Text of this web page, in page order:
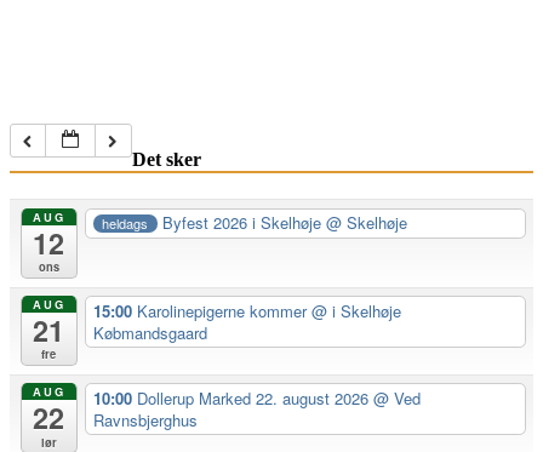
Det sker
AUG
12
ons
heldags Byfest 2026 i Skelhøje@ Skelhøje
AUG
21
fre
15:00 Karolinepigerne kommer@ i Skelhøje
Købmandsgaard
AUG
22
lør
10:00 Dollerup Marked 22. august 2026 @ Ved
Ravnsbjerghus